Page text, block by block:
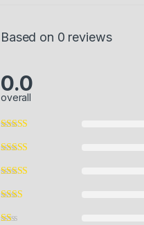
Based on 0 reviews
0.0
overall